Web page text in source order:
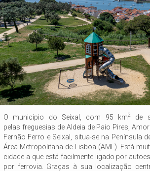
O município do Seixal, com 95 km2
de
pelas freguesias de Aldeia de Paio Pires,
Fernão Ferro e Seixal, situa-se na Península
Área Metropolitana de Lisboa (AML). Está
cidade a que está facilmente ligado por
por ferrovia. Graças à sua localização